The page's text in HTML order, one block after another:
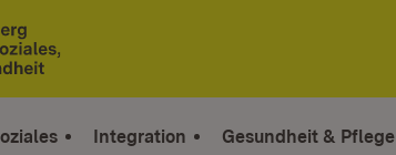
Integration Gesundheit & Pflege